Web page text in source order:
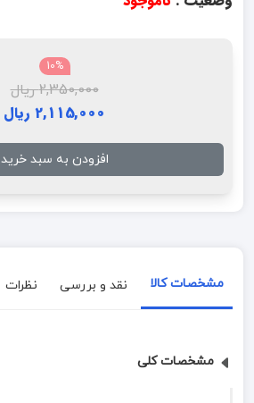
10%
2,350,000 ریال
2,115,000 ریال
افزودن به سبد خرید
مشخصات کالا نقد و بررسی نظرات
مشخصات کلی